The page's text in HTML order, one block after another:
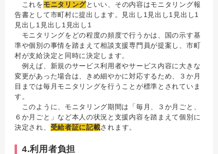
これをモニタリングといい、その内容はモニタリング報
告書として市町村に提出します。見出し1見出し1見出し1
見出し1見出し1見出し1
モニタリングをどの程度の頻度で行うかは、国の示す基
準や個別の事情を踏まえて相談支援専門員が提案し、市町
村が支給決定と同時に決定します。
例えば、新規のサービス利用者やサービス内容に大きな
変更があった場合は、きめ細やかに対応するため、３か月
目までは毎月モニタリングを行うことが標準とされていま
す。
このように、モニタリング期間は「毎月、３か月ごと、
６か月ごと」など本人の状況と支援内容を踏まえて個別に
決定され、 受給者証に記載されます。
4.利用者負担